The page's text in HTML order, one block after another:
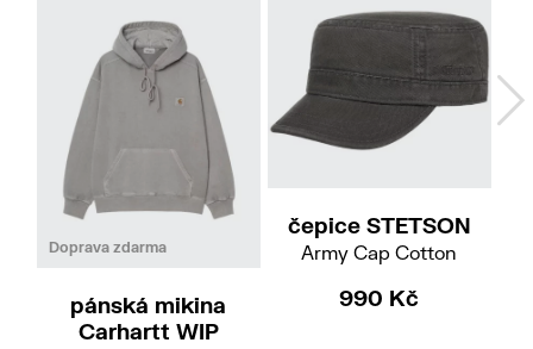
Doprava zdarma
SM
pánská mikina
Carhartt WIP
čepice STETSON
Army Cap Cotton
990 Kč